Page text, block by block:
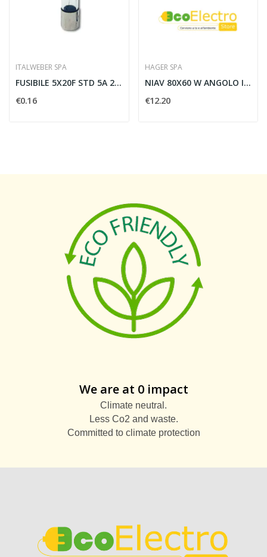
ITALWEBER SPA
FUSIBILE 5X20F STD 5A 250V - ITALWEBER 0104005
€0.16
HAGER SPA
NIAV 80X60 W ANGOLO INTERNO PER CANALI LINEE...
€12.20
We are at 0 impact
Climate neutral.
Less Co2 and waste.
Committed to climate protection